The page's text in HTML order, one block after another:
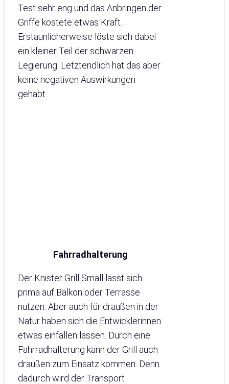
Test sehr eng und das Anbringen der
Griffe kostete etwas Kraft.
Erstaunlicherweise löste sich dabei
ein kleiner Teil der schwarzen
Legierung. Letztendlich hat das aber
keine negativen Auswirkungen
gehabt.
Fahrradhalterung
Der Knister Grill Small lässt sich
prima auf Balkon oder Terrasse
nutzen. Aber auch für draußen in der
Natur haben sich die Entwicklerinnen
etwas einfallen lassen. Durch eine
Fahrradhalterung kann der Grill auch
draußen zum Einsatz kommen. Denn
dadurch wird der Transport